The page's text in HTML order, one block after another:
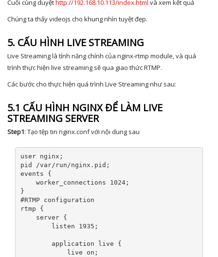
Cuối cùng duyệthttp://192.168.10.113/index.html và xem kết quả
Chúng ta thấy videojs cho khung nhìn tuyệt đẹp.
5. CẤU HÌNH LIVE STREAMING
Live Streaming là tính năng chính của nginx-rtmp module, và quá
trình thực hiện live streaming sẽ qua giao thức RTMP.
Các bước cho thực hiện quá trình Live Streaming như sau:
5.1 CẤU HÌNH NGINX ĐỂ LÀM LIVE
STREAMING SERVER
Step1: Tạo tệp tin nginx.conf với nội dung sau
user nginx ;
pid /var/ run/nginx . pid ;
events {
    worker_connections
1024;
}
#RTMP configuration
rtmp {
    server
{
        listen
1935 ;
        application live
{
            live on
;